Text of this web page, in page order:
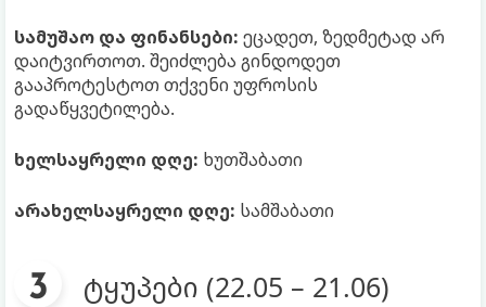
სამუშაო და ფინანსები: ეცადეთ, ზედმეტად არ
დაიტვირთოთ. შეიძლება გინდოდეთ
გააპროტესტოთ თქვენი უფროსის
გადაწყვეტილება.
ხელსაყრელი დღე: ხუთშაბათი
არახელსაყრელი დღე: სამშაბათი
ტყუპები (22.05 – 21.06)